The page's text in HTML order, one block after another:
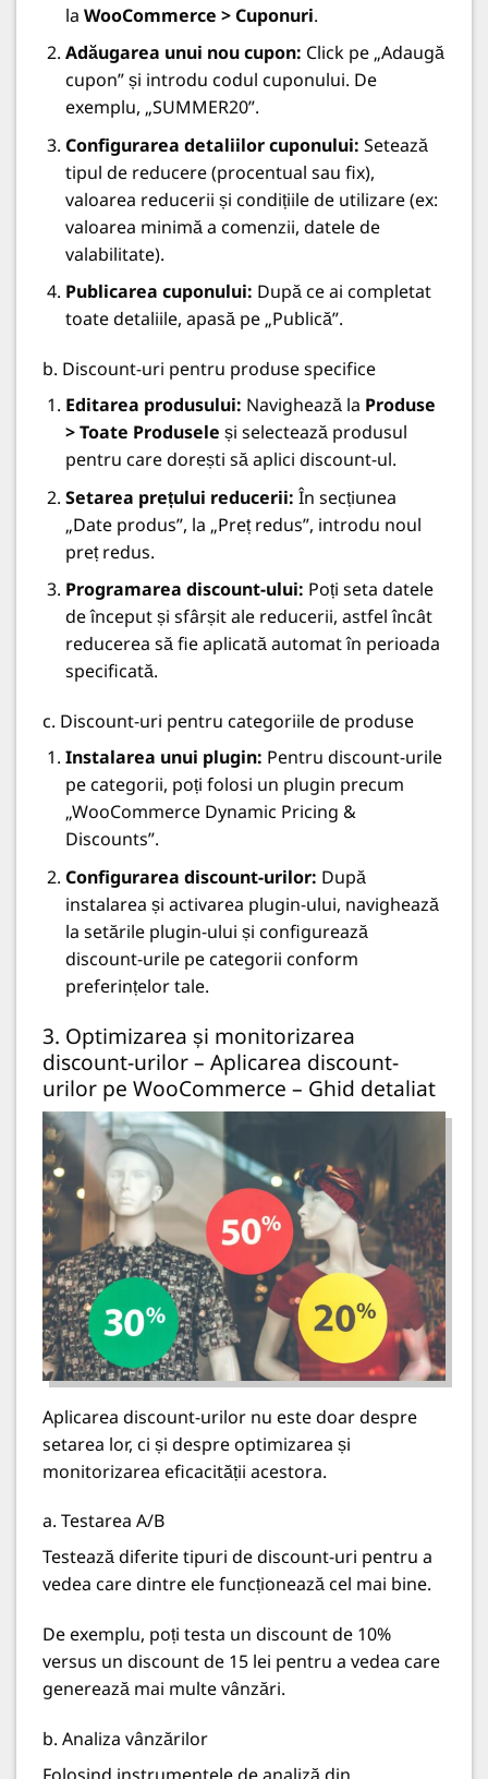
la WooCommerce > Cuponuri.
Adăugarea unui nou cupon: Click pe „Adaugă
cupon” și introdu codul cuponului. De
exemplu, „SUMMER20”.
Configurarea detaliilor cuponului: Setează
tipul de reducere (procentual sau fix),
valoarea reducerii și condițiile de utilizare (ex:
valoarea minimă a comenzii, datele de
valabilitate).
Publicarea cuponului: După ce ai completat
toate detaliile, apasă pe „Publică”.
b. Discount-uri pentru produse specifice
Editarea produsului: Navighează la Produse
> Toate Produsele și selectează produsul
pentru care dorești să aplici discount-ul.
Setarea prețului reducerii: În secțiunea
„Date produs”, la „Preț redus”, introdu noul
preț redus.
Programarea discount-ului: Poți seta datele
de început și sfârșit ale reducerii, astfel încât
reducerea să fie aplicată automat în perioada
specificată.
c. Discount-uri pentru categoriile de produse
Instalarea unui plugin: Pentru discount-urile
pe categorii, poți folosi un plugin precum
„WooCommerce Dynamic Pricing &
Discounts”.
Configurarea discount-urilor: După
instalarea și activarea plugin-ului, navighează
la setările plugin-ului și configurează
discount-urile pe categorii conform
preferințelor tale.
3. Optimizarea și monitorizarea
discount-urilor – Aplicarea discount-
urilor pe WooCommerce – Ghid detaliat
Aplicarea discount-urilor nu este doar despre
setarea lor, ci și despre optimizarea și
monitorizarea eficacității acestora.
a. Testarea A/B
Testează diferite tipuri de discount-uri pentru a
vedea care dintre ele funcționează cel mai bine.
De exemplu, poți testa un discount de 10%
versus un discount de 15 lei pentru a vedea care
generează mai multe vânzări.
b. Analiza vânzărilor